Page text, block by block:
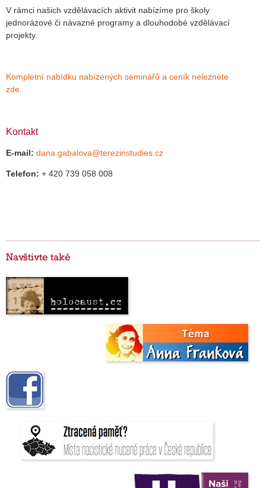
V rámci našich vzdělávacích aktivit nabízíme pro školy
jednorázové či návazné programy a dlouhodobé vzdělávací
projekty.
Kompletní nabídku nabízených seminářů a ceník neleznete
zde
Kontakt
E-mail: dana.gabalova@terezinstudies.cz
Telefon: + 420 739 058 008
Navštivte také